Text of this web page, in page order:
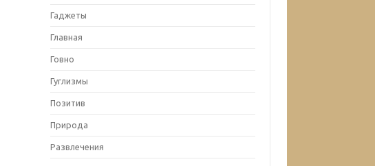
Гаджеты
Главная
Говно
Гуглизмы
Позитив
Природа
Развлечения